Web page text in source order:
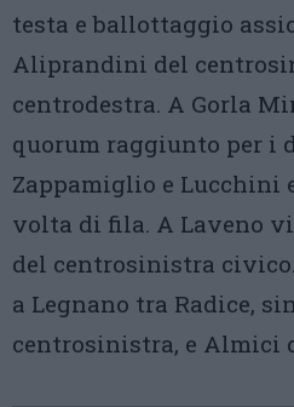
testa e ballottaggio
Aliprandini del
centrodestra. A Gorla
quorum raggiunto per i
Zappamiglio e Lucchini
volta di fila. A Laveno
del centrosinistra
a Legnano tra Radice,
centrosinistra, e Almici